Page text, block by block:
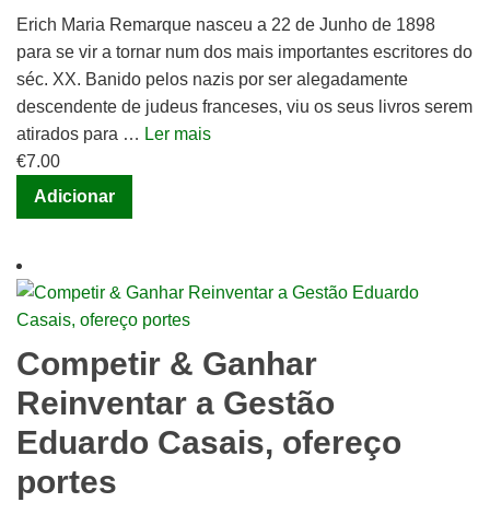
Erich Maria Remarque nasceu a 22 de Junho de 1898
para se vir a tornar num dos mais importantes escritores do
séc. XX. Banido pelos nazis por ser alegadamente
descendente de judeus franceses, viu os seus livros serem
atirados para … Ler mais
€7.00
Adicionar
Competir & Ganhar
Reinventar a Gestão
Eduardo Casais, ofereço
portes